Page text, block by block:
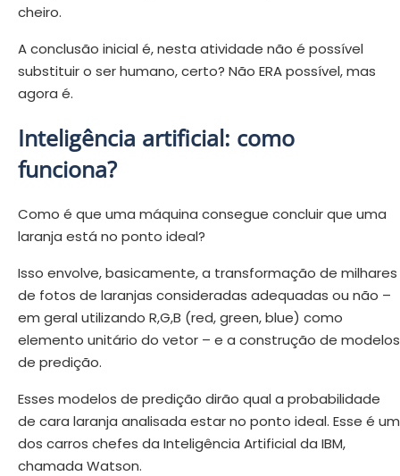
cheiro.
A conclusão inicial é, nesta atividade não é possível
substituir o ser humano, certo? Não ERA possível, mas
agora é.
Inteligência artificial: como
funciona?
Como é que uma máquina consegue concluir que uma
laranja está no ponto ideal?
Isso envolve, basicamente, a transformação de milhares
de fotos de laranjas consideradas adequadas ou não –
em geral utilizando R,G,B (red, green, blue) como
elemento unitário do vetor – e a construção de modelos
de predição.
Esses modelos de predição dirão qual a probabilidade
de cara laranja analisada estar no ponto ideal. Esse é um
dos carros chefes da Inteligência Artificial da IBM,
chamada Watson.